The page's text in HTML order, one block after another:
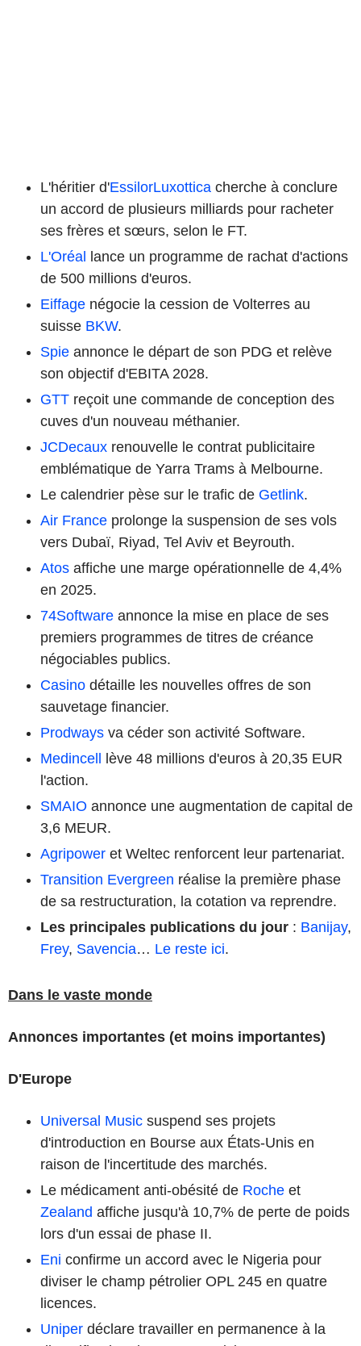
L'héritier d'EssilorLuxottica cherche à conclure
un accord de plusieurs milliards pour racheter
ses frères et sœurs, selon le FT.
L'Oréal lance un programme de rachat d'actions
de 500 millions d'euros.
Eiffage négocie la cession de Volterres au
suisse BKW.
Spie annonce le départ de son PDG et relève
son objectif d'EBITA 2028.
GTT reçoit une commande de conception des
cuves d'un nouveau méthanier.
JCDecaux renouvelle le contrat publicitaire
emblématique de Yarra Trams à Melbourne.
Le calendrier pèse sur le trafic de Getlink.
Air France prolonge la suspension de ses vols
vers Dubaï, Riyad, Tel Aviv et Beyrouth.
Atos affiche une marge opérationnelle de 4,4%
en 2025.
74Software annonce la mise en place de ses
premiers programmes de titres de créance
négociables publics.
Casino détaille les nouvelles offres de son
sauvetage financier.
Prodways va céder son activité Software.
Medincell lève 48 millions d'euros à 20,35 EUR
l'action.
SMAIO annonce une augmentation de capital de
3,6 MEUR.
Agripower et Weltec renforcent leur partenariat.
Transition Evergreen réalise la première phase
de sa restructuration, la cotation va reprendre.
Les principales publications du jour : Banijay,
Frey, Savencia… Le reste ici.
Dans le vaste monde
Annonces importantes (et moins importantes)
D'Europe
Universal Music suspend ses projets
d'introduction en Bourse aux États-Unis en
raison de l'incertitude des marchés.
Le médicament anti-obésité de Roche et
Zealand affiche jusqu'à 10,7% de perte de poids
lors d'un essai de phase II.
Eni confirme un accord avec le Nigeria pour
diviser le champ pétrolier OPL 245 en quatre
licences.
Uniper déclare travailler en permanence à la